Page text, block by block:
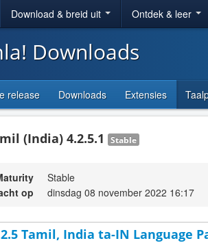
Download & breid uit Ontdek & leer
Downloads
release Downloads Extensies
(India) 4.2.5.1 Stable
Stable
op
dinsdag 08 november 2022 16:17
Tamil, India ta-IN Language